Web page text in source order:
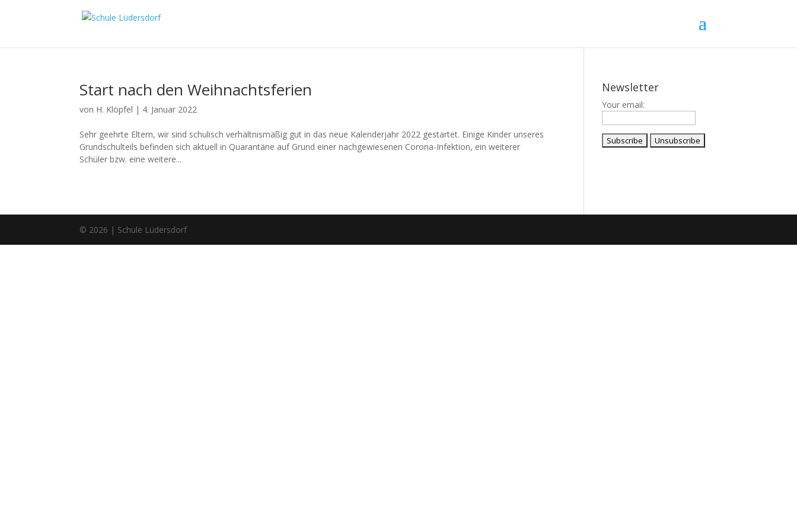
Start nach den Weihnachtsferien
von H. Klöpfel | 4. Januar 2022
Sehr geehrte Eltern, wir sind schulisch verhältnismäßig gut in das neue Kalenderjahr 2022 gestartet. Einige Kinder unseres
Grundschulteils befinden sich aktuell in Quarantäne auf Grund einer nachgewiesenen Corona-Infektion, ein weiterer
Schüler bzw. eine weitere...
Newsletter
Your email:
© 2026 | Schule Lüdersdorf